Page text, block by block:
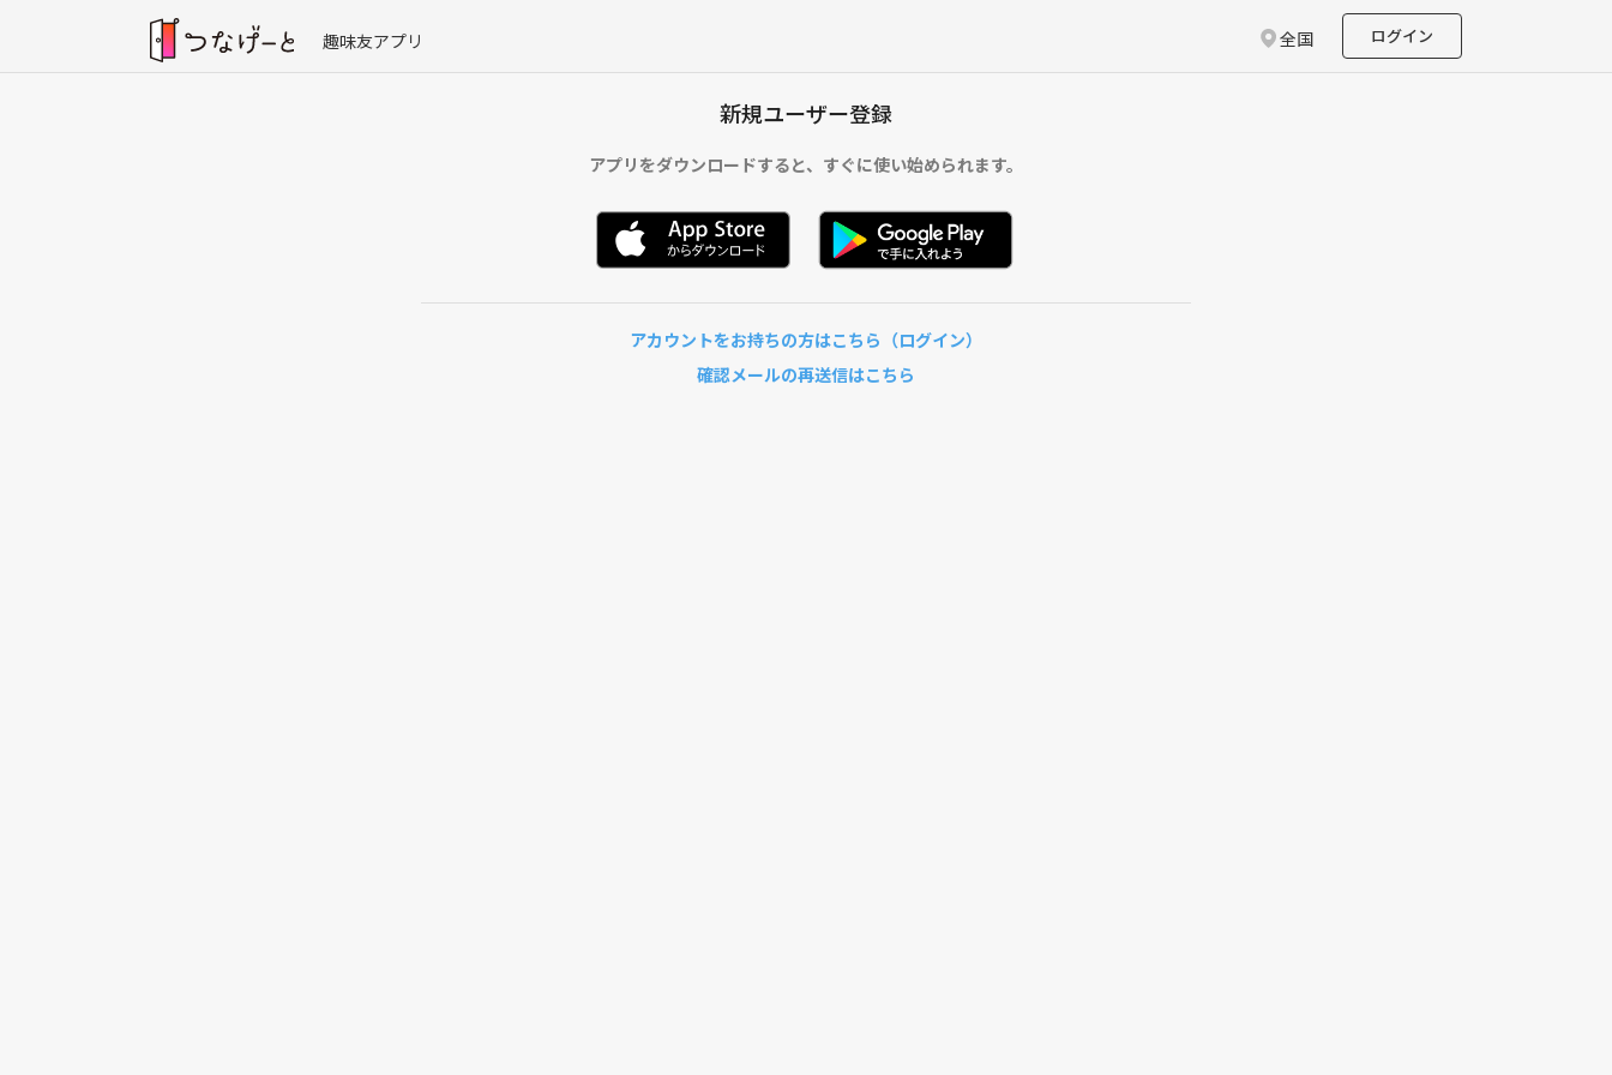
趣味友アプリ 全国 ログイン
新規ユーザー登録
アプリをダウンロードすると、 すぐに使い始められます。
アカウントをお持ちの方はこちら（ログイン）
確認メールの再送信はこちら